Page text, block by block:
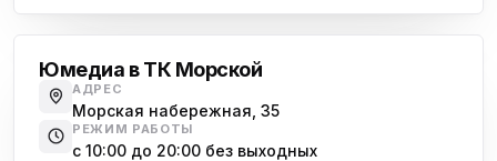
Юмедиа в ТК Морской
АДРЕС
Морская набережная, 35
РЕЖИМ РАБОТЫ
с 10:00 до 20:00 без выходных